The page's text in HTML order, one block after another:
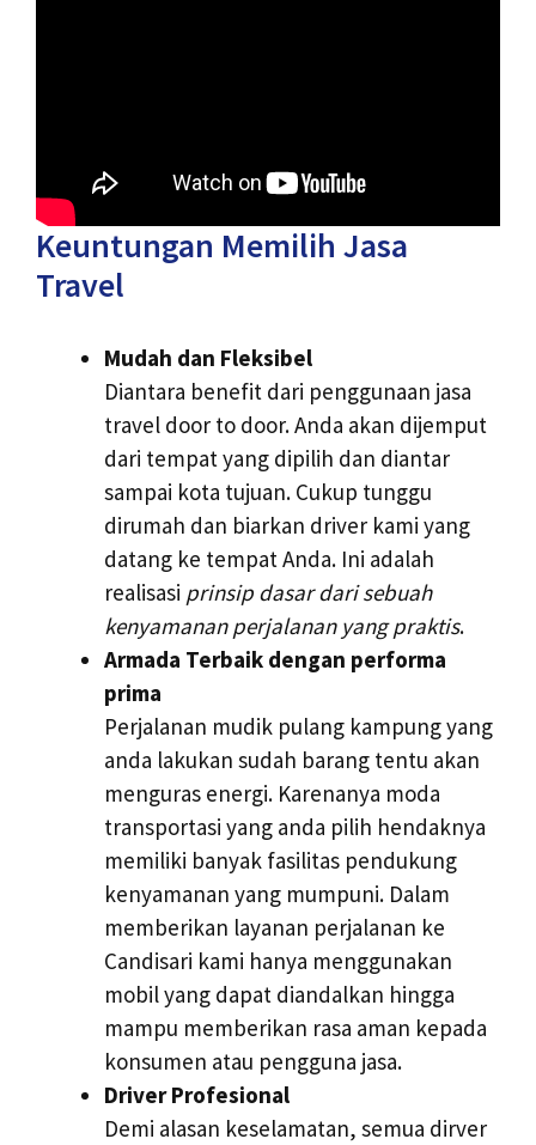
Keuntungan Memilih Jasa
Travel
Mudah dan Fleksibel
Diantara benefit dari penggunaan jasa
travel door to door. Anda akan dijemput
dari tempat yang dipilih dan diantar
sampai kota tujuan. Cukup tunggu
dirumah dan biarkan driver kami yang
datang ke tempat Anda. Ini adalah
realisasi prinsip dasar dari sebuah
kenyamanan perjalanan yang praktis.
Armada Terbaik dengan performa
prima
Perjalanan mudik pulang kampung yang
anda lakukan sudah barang tentu akan
menguras energi. Karenanya moda
transportasi yang anda pilih hendaknya
memiliki banyak fasilitas pendukung
kenyamanan yang mumpuni. Dalam
memberikan layanan perjalanan ke
Candisari kami hanya menggunakan
mobil yang dapat diandalkan hingga
mampu memberikan rasa aman kepada
konsumen atau pengguna jasa.
Driver Profesional
Demi alasan keselamatan, semua dirver